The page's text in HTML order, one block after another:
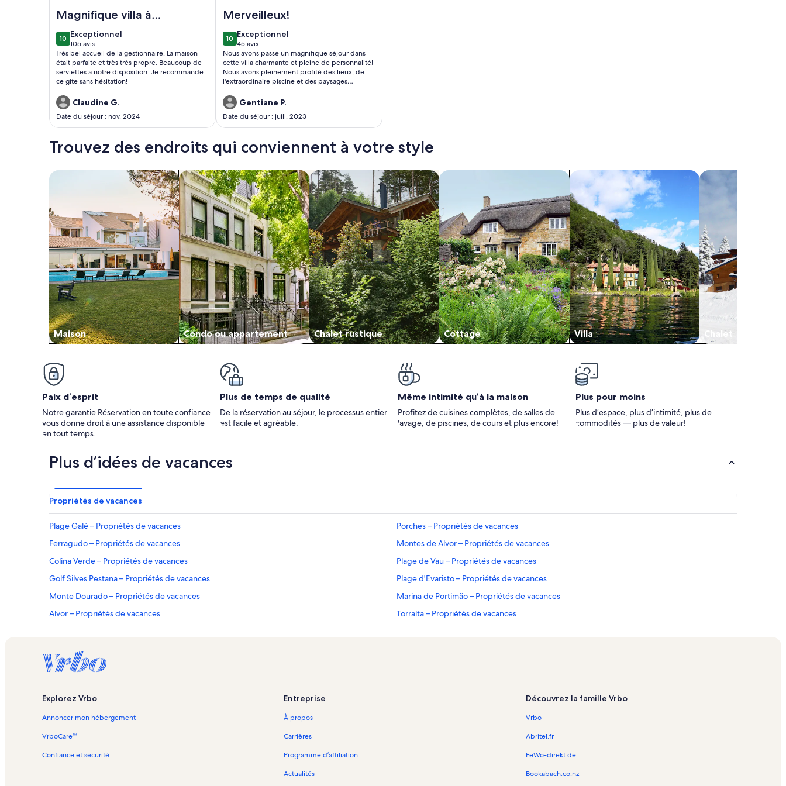
Magnifique villa à
Carvoeiro
1010 sur 10
Exceptionnel
exceptionnel
105 avis
(105 avis)
Très bel accueil de la gestionnaire. La maison
était parfaite et très très propre. Beaucoup de
serviettes a notre disposition. Je recommande
ce gîte sans hésitation!
Claudine G.
Date du séjour : nov. 2024
Merveilleux!
1010 sur 10
Exceptionnel
exceptionnel
45 avis
(45 avis)
Nous avons passé un magnifique séjour dans
cette villa charmante et pleine de personnalité!
Nous avons pleinement profité des lieux, de
l'extraordinaire piscine et des paysages
gentil.Gentiane P.
Date du séjour : juill. 2023
Trouvez des endroits qui conviennent à votre style
Maison
Rechercher des maisons
Condo ou appartement
Rechercher des condos ou appartements
Chalet rustique
Rechercher des chalets rustiques
Cottage
Rechercher des cottages
Villa
Rechercher des villas
Chalet
Rechercher des
Paix d’esprit
Notre garantie Réservation en toute confiance
vous donne droit à une assistance disponible
en tout temps.
Plus de temps de qualité
De la réservation au séjour, le processus entier
est facile et agréable.
Même intimité qu’à la maison
Profitez de cuisines complètes, de salles de
lavage, de piscines, de cours et plus encore!
Plus pour moins
Plus d’espace, plus d’intimité, plus de
commodités — plus de valeur!
Plus d’idées de vacances
Propriétés de vacances
Plage Galé – Propriétés de vacances
Porches – Propriétés de vacances
Ferragudo – Propriétés de vacances
Montes de Alvor – Propriétés de vacances
Colina Verde – Propriétés de vacances
Plage de Vau – Propriétés de vacances
Golf Silves Pestana – Propriétés de vacances
Plage d'Evaristo – Propriétés de vacances
Monte Dourado – Propriétés de vacances
Marina de Portimão – Propriétés de vacances
Alvor – Propriétés de vacances
Torralta – Propriétés de vacances
Poco Partido – Propriétés de vacances
Sesmarias – Propriétés de vacances
Monte Carvoeiro – Propriétés de vacances
Centre commercial Aqua Portimão – Propriétés de vacances
Plage Praia Grande – Propriétés de vacances
Pont romain de Silves – Propriétés de vacances
Golf de Vale de Milho – Propriétés de vacances
Vale de Parra – Propriétés de vacances
Vale de Centianes – Propriétés de vacances
Explorez Vrbo
Annoncer mon hébergement
VrboCare™
Confiance et sécurité
Entreprise
À propos
Carrières
Programme d’affiliation
Actualités
Découvrez la famille Vrbo
Vrbo
Abritel.fr
FeWo-direkt.de
Bookabach.co.nz